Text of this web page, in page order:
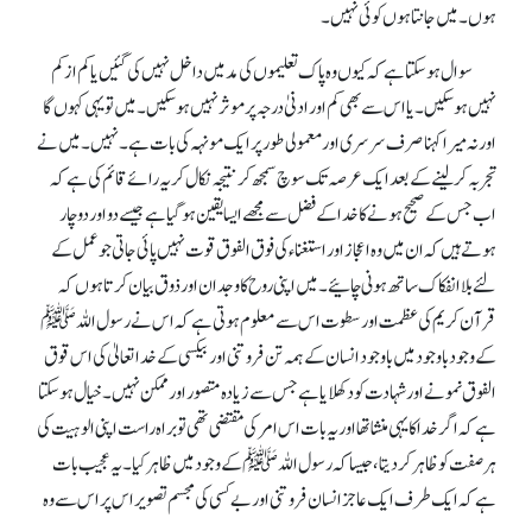
ہوں۔ میں جانتا ہوں کوئی نہیں ۔
سوال ہو سکتا ہے کہ کیوں وہ پاک تعلیموں کی مد میں داخل نہیں کی گئیں یا کم از کم
نہیں ہو سکیں۔ یا اس سے بھی کم اور ادنیٰ درجہ پر موثر نہیں ہو سکیں۔ میں تویہی کہوں گا
اور نہ میرا کہنا صرف سرسری اور معمولی طور پر ایک مونہہ کی بات ہے۔ نہیں ۔ میں نے
تجربہ کر لینے کے بعد ایک عرصہ تک سوچ سمجھ کر نتیجہ نکال کر یہ رائے قائم کی ہے کہ
اب جس کے صحیح ہونے کا خدا کے فضل سے مجھے ایسا یقین ہو گیا ہے جیسے دو اور دو چار
ہوتے ہیں کہ ان میں وہ اعجاز اور استغناء کی فوق الفوق قوت نہیں پائی جاتی جو عمل کے
لئے بلا انفکاک ساتھ ہونی چائیے ۔ میں اپنی روح کا وجدان اور ذوق بیان کرتا ہوں کہ
قرآن کریم کی عظمت اور سطوت اس سے معلوم ہوتی ہے کہ اس نے رسول اللہ ﷺ
کے وجود باوجود میں باوجود انسان کے ہمہ تن فروتنی اور بیکسی کے خدا تعالیٰ کی اس قوق
الفوق نمونے اور شہادت کو دکھلایا ہے جس سے زیادہ متصور اور ممکن نہیں۔ خیال ہو سکتا
ہے کہ اگر خدا کا یہی منشا تھا اور یہ بات اس امر کی مقتضی تھی تو براہ راست اپنی الوہیت کی
ہر صفت کو ظاہر کر دیتا، جیسا کہ رسول اللہ ﷺ کے وجود میں ظاہر کیا۔ یہ عجیب بات
ہے کہ ایک طرف ایک عاجز انسان فروتنی اور بے کسی کی مجسم تصویر اس پر اس سے وہ